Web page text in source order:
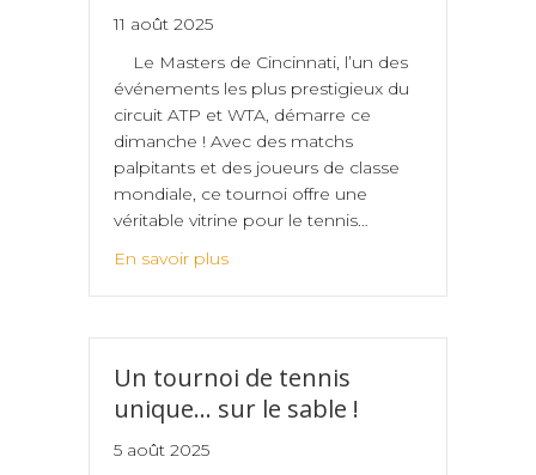
11 août 2025
Le Masters de Cincinnati, l’un des
événements les plus prestigieux du
circuit ATP et WTA, démarre ce
dimanche ! Avec des matchs
palpitants et des joueurs de classe
mondiale, ce tournoi offre une
véritable vitrine pour le tennis…
En savoir plus
Un tournoi de tennis
unique… sur le sable !
5 août 2025